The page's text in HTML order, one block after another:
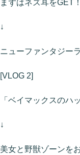
まずはネズ耳をGET！
↓
ニューファンタジー
[VLOG 2]
「ベイマックスのハ
↓
美女と野獣ゾーンを